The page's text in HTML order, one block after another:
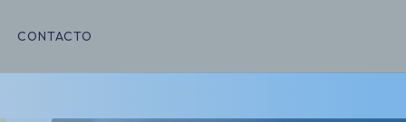
CONTACTO